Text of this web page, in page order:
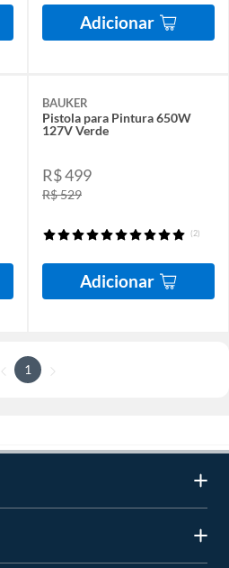
Adicionar
BAUKER
Pistola para Pintura 650W
127V Verde
R$ 499
R$ 529
(2)
Adicionar
1